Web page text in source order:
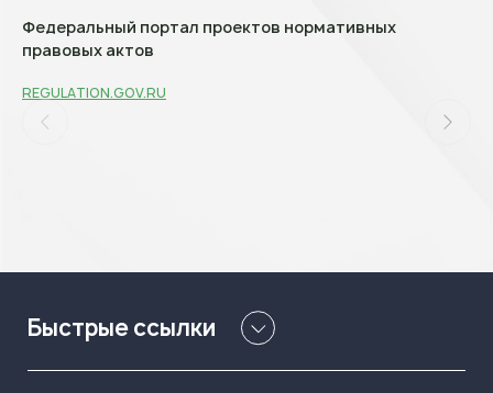
Федеральный портал проектов нормативных
правовых актов
REGULATION.GOV.RU
Быстрые ссылки